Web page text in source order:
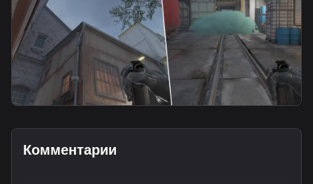
A Main Smoke From CT Spawn
Комментарии